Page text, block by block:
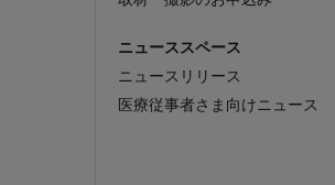
ニューススペース
ニュースリリース
医療従事者さま向けニュース